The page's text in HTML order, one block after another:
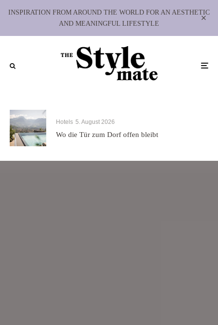
INSPIRATION FROM AROUND THE WORLD FOR AN AESTHETIC
AND MEANINGFUL LIFESTYLE
Hotels 5. August 2026
Wo die Tür zum Dorf offen bleibt